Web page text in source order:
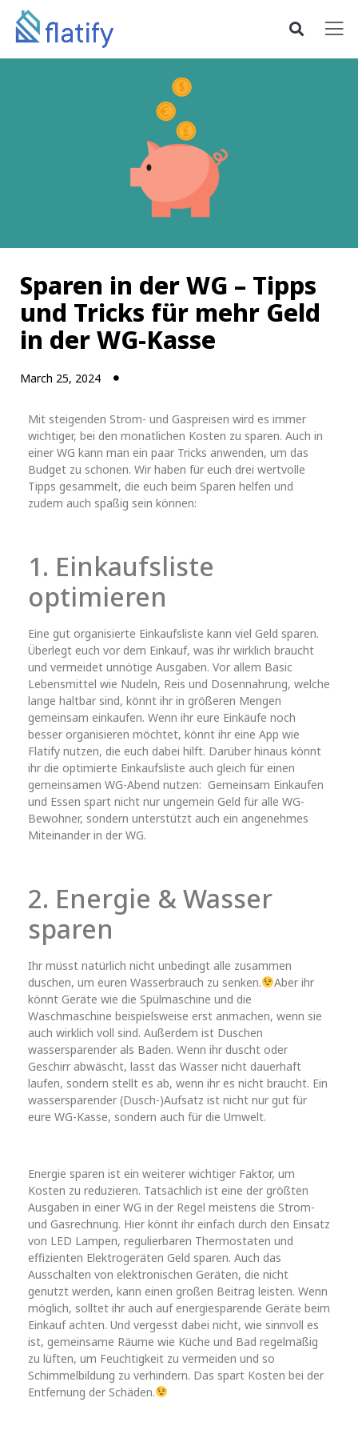
Sparen in der WG – Tipps
und Tricks für mehr Geld
in der WG-Kasse
March 25, 2024
Mit steigenden Strom- und Gaspreisen wird es immer
wichtiger, bei den monatlichen Kosten zu sparen. Auch in
einer WG kann man ein paar Tricks anwenden, um das
Budget zu schonen. Wir haben für euch drei wertvolle
Tipps gesammelt, die euch beim Sparen helfen und
zudem auch spaßig sein können:
1. Einkaufsliste
optimieren
Eine gut organisierte Einkaufsliste kann viel Geld sparen.
Überlegt euch vor dem Einkauf, was ihr wirklich braucht
und vermeidet unnötige Ausgaben. Vor allem Basic
Lebensmittel wie Nudeln, Reis und Dosennahrung, welche
lange haltbar sind, könnt ihr in größeren Mengen
gemeinsam einkaufen. Wenn ihr eure Einkäufe noch
besser organisieren möchtet, könnt ihr eine App wie
Flatify nutzen, die euch dabei hilft. Darüber hinaus könnt
ihr die optimierte Einkaufsliste auch gleich für einen
gemeinsamen WG-Abend nutzen: Gemeinsam Einkaufen
und Essen spart nicht nur ungemein Geld für alle WG-
Bewohner, sondern unterstützt auch ein angenehmes
Miteinander in der WG.
2. Energie & Wasser
sparen
Ihr müsst natürlich nicht unbedingt alle zusammen
duschen, um euren Wasserbrauch zu senken.
Aber ihr
könnt Geräte wie die Spülmaschine und die
Waschmaschine beispielsweise erst anmachen, wenn sie
auch wirklich voll sind. Außerdem ist Duschen
wassersparender als Baden. Wenn ihr duscht oder
Geschirr abwäscht, lasst das Wasser nicht dauerhaft
laufen, sondern stellt es ab, wenn ihr es nicht braucht. Ein
wassersparender (Dusch-)Aufsatz ist nicht nur gut für
eure WG-Kasse, sondern auch für die Umwelt.
Energie sparen ist ein weiterer wichtiger Faktor, um
Kosten zu reduzieren. Tatsächlich ist eine der größten
Ausgaben in einer WG in der Regel meistens die Strom-
und Gasrechnung. Hier könnt ihr einfach durch den Einsatz
von LED Lampen, regulierbaren Thermostaten und
effizienten Elektrogeräten Geld sparen. Auch das
Ausschalten von elektronischen Geräten, die nicht
genutzt werden, kann einen großen Beitrag leisten. Wenn
möglich, solltet ihr auch auf energiesparende Geräte beim
Einkauf achten. Und vergesst dabei nicht, wie sinnvoll es
ist, gemeinsame Räume wie Küche und Bad regelmäßig
zu lüften, um Feuchtigkeit zu vermeiden und so
Schimmelbildung zu verhindern. Das spart Kosten bei der
Entfernung der Schäden.